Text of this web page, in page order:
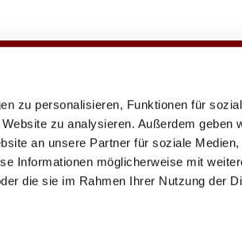
zu personalisieren, Funktionen für
zu analysieren. Außerdem geben
an unsere Partner für soziale Medien,
Informationen möglicherweise mit
die sie im Rahmen Ihrer Nutzung der
Str. 15A, 14197 Berlin030 82 79
Impressum